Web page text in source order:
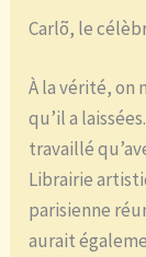
Carlõ, le
À la vérité, on
qu’il a
travaillé
Librairie
parisienne
aurait